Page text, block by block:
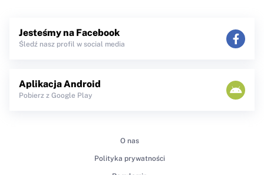
Jesteśmy na Facebook
Śledź nasz profil w social media
Aplikacja Android
Pobierz z Google Play
O nas
Polityka prywatności